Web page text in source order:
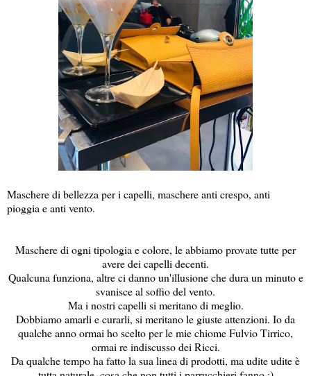
Maschere di bellezza per i capelli, maschere anti crespo, anti
pioggia e anti vento.
Maschere di ogni tipologia e colore, le abbiamo provate tutte per
avere dei capelli decenti.
Qualcuna funziona, altre ci danno un'illusione che dura un minuto e
svanisce al soffio del vento.
Ma i nostri capelli si meritano di meglio.
Dobbiamo amarli e curarli, si meritano le giuste attenzioni. Io da
qualche anno ormai ho scelto per le mie chiome Fulvio Tirrico,
ormai re indiscusso dei Ricci.
Da qualche tempo ha fatto la sua linea di prodotti, ma udite udite è